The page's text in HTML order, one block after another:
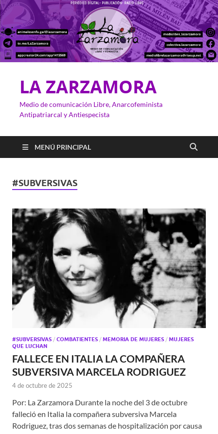
LA ZARZAMORA
Medio de comunicación Libre, Anarcofeminista
Antipatriarcal y Antiespecista
MENÚ PRINCIPAL
#SUBVERSIVAS
#SUBVERSIVAS / COMBATIENTES / MEMORIA DE MUJERES / MUJERES
QUE LUCHAN
FALLECE EN ITALIA LA COMPAÑERA
SUBVERSIVA MARCELA RODRIGUEZ
4 de octubre de 2025
Por: La Zarzamora Durante la noche del 3 de octubre
falleció en Italia la compañera subversiva Marcela
Rodriguez, tras dos semanas de hospitalización por causa